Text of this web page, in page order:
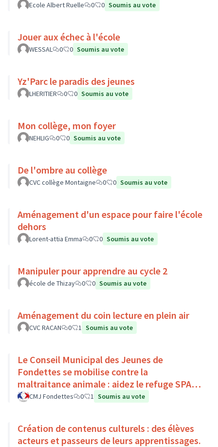
Ecole Albert Ruelle 0 0 Soumis au vote
Jouer aux échec à l'école
WESSAL 0 0 Soumis au vote
Yz'Parc le paradis des jeunes
LHERITIER 0 0 Soumis au vote
Mon collège, mon foyer
NEHLIG 0 0 Soumis au vote
De l'ombre au collège
CVC collège Montaigne 0 0 Soumis au vote
Aménagement d'un espace pour faire l'école
dehors
Lorent-attia Emma 0 0 Soumis au vote
Manipuler pour apprendre au cycle 2
école de Thizay 0 0 Soumis au vote
Aménagement du coin lecture en plein air
CVC RACAN 0 1 Soumis au vote
Le Conseil Municipal des Jeunes de
Fondettes se mobilise contre la
maltraitance animale : aidez le refuge SPA
de Luynes !
CMJ Fondettes 0 1 Soumis au vote
Création de contenus culturels : des élèves
acteurs et passeurs de leurs apprentissages.